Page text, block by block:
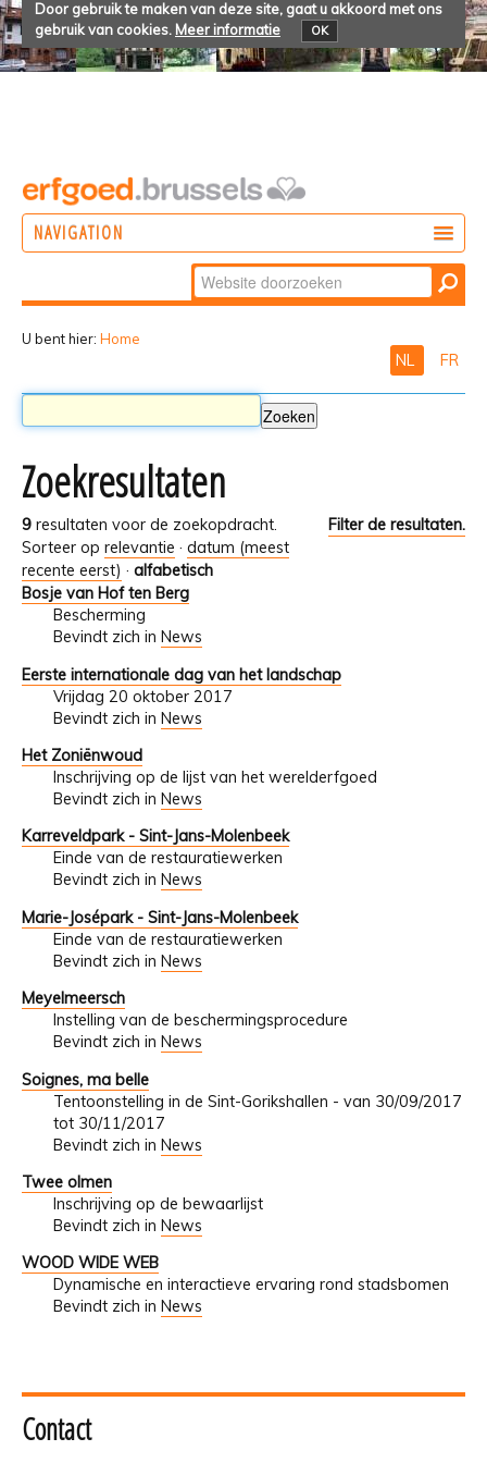
Door gebruik te maken van deze site, gaat u akkoord met ons
gebruik van cookies. Meer informatie OK
NAVIGATION
Zoek
Geavanceerd
U bent hier: Home
NL FR
Zoekresultaten
9 resultaten voor de zoekopdracht.
Filter de resultaten.
Sorteer op relevantie · datum (meest
recente eerst) · alfabetisch
Bosje van Hof ten Berg
Bescherming
Bevindt zich in News
Eerste internationale dag van het landschap
Vrijdag 20 oktober 2017
Bevindt zich in News
Het Zoniënwoud
Inschrijving op de lijst van het werelderfgoed
Bevindt zich in News
Karreveldpark - Sint-Jans-Molenbeek
Einde van de restauratiewerken
Bevindt zich in News
Marie-Josépark - Sint-Jans-Molenbeek
Einde van de restauratiewerken
Bevindt zich in News
Meyelmeersch
Instelling van de beschermingsprocedure
Bevindt zich in News
Soignes, ma belle
Tentoonstelling in de Sint-Gorikshallen - van 30/09/2017
tot 30/11/2017
Bevindt zich in News
Twee olmen
Inschrijving op de bewaarlijst
Bevindt zich in News
WOOD WIDE WEB
Dynamische en interactieve ervaring rond stadsbomen
Bevindt zich in News
Contact